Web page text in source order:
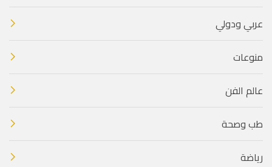
عربي ودولي
منوعات
عالم الفن
طب وصحة
رياضة